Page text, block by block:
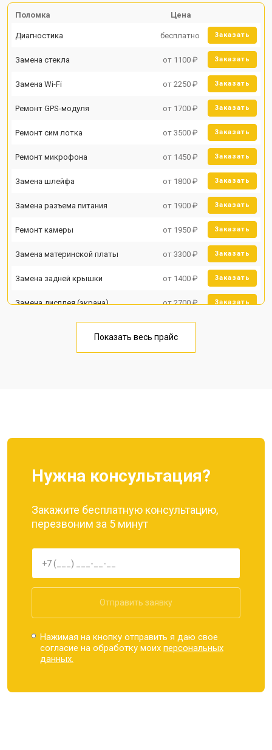
Поломка Цена
Диагностика бесплатно Заказать
Замена стекла от 1100 ₽ Заказать
Замена Wi-Fi от 2250 ₽ Заказать
Ремонт GPS-модуля от 1700 ₽ Заказать
Ремонт сим лотка от 3500 ₽ Заказать
Ремонт микрофона от 1450 ₽ Заказать
Замена шлейфа от 1800 ₽ Заказать
Замена разъема питания от 1900 ₽ Заказать
Ремонт камеры от 1950 ₽ Заказать
Замена материнской платы от 3300 ₽ Заказать
Замена задней крышки от 1400 ₽ Заказать
Замена дисплея (экрана) от 2700 ₽ Заказать
Замена кнопки включения от 1750 ₽
Показать весь прайс
Нужна консультация?
Закажите бесплатную консультацию,
перезвоним за 5 минут
Отправить заявку
Нажимая на кнопку отправить я даю свое
согласие на обработку моихперсональных
данных.